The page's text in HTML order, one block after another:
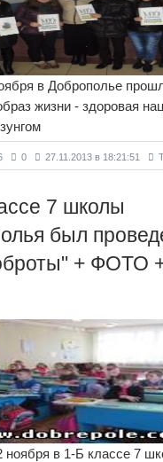
в Доброполье
жизни - здоровая
0 27.11.2013 в 18:21:51
7 школы
был
+ ФОТО
ноября в 1-Б классе 7